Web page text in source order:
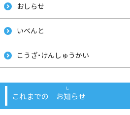
そと
てんき よほう
おしらせ
いべんと
こうざ・けんしゅうかい
これまでの お知らせ